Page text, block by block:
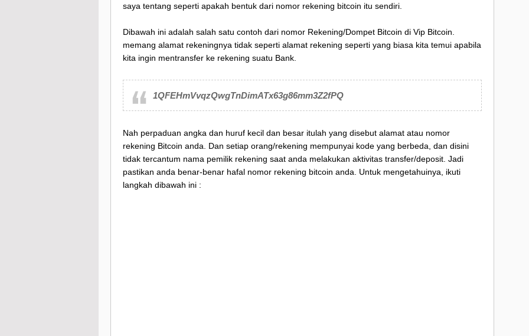
saya tentang seperti apakah bentuk dari nomor rekening bitcoin itu sendiri.
Dibawah ini adalah salah satu contoh dari nomor Rekening/Dompet Bitcoin di Vip Bitcoin.
memang alamat rekeningnya tidak seperti alamat rekening seperti yang biasa kita temui apabila
kita ingin mentransfer ke rekening suatu Bank.
1QFEHmVvqzQwgTnDimATx63g86mm3Z2fPQ
Nah perpaduan angka dan huruf kecil dan besar itulah yang disebut alamat atau nomor
rekening Bitcoin anda. Dan setiap orang/rekening mempunyai kode yang berbeda, dan disini
tidak tercantum nama pemilik rekening saat anda melakukan aktivitas transfer/deposit. Jadi
pastikan anda benar-benar hafal nomor rekening bitcoin anda. Untuk mengetahuinya, ikuti
langkah dibawah ini :